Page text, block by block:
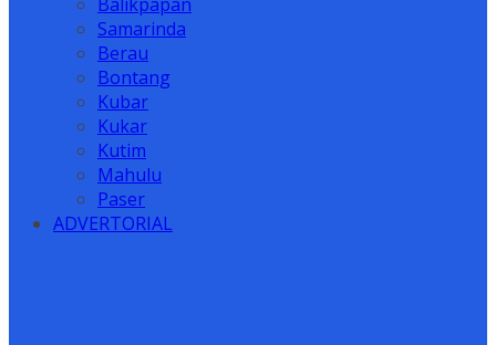
Balikpapan
Samarinda
Berau
Bontang
Kubar
Kukar
Kutim
Mahulu
Paser
ADVERTORIAL